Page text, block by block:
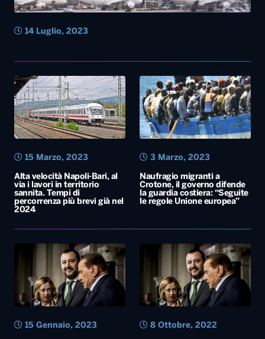
14 Luglio, 2023
Alta velocità Napoli-Bari, al
via i lavori in territorio
sannita. Tempi di
percorrenza più brevi già nel
2024
15 Marzo, 2023
Naufragio migranti a
Crotone, il governo difende
la guardia costiera: “Seguite
le regole Unione europea”
3 Marzo, 2023
15 Gennaio, 2023 8 Ottobre, 2022